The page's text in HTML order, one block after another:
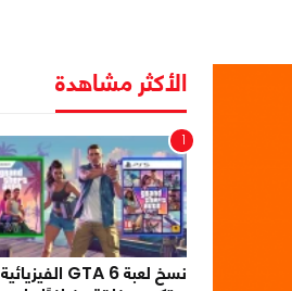
الأكثر مشاهدة
1
نسخ لعبة GTA 6 الفيزيائية